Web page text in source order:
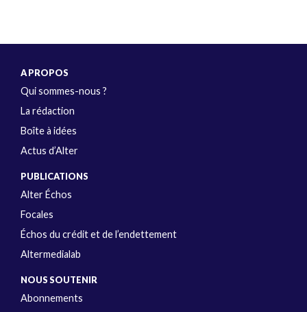
A PROPOS
Qui sommes-nous ?
La rédaction
Boîte à idées
Actus d’Alter
PUBLICATIONS
Alter Échos
Focales
Échos du crédit et de l’endettement
Altermedialab
NOUS SOUTENIR
Abonnements